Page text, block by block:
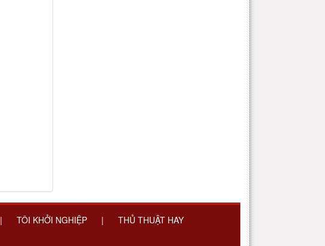
| TÔI KHỞI NGHIỆP | THỦ THUẬT HAY